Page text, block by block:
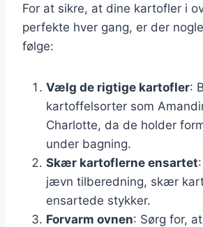
For at sikre, at dine kartofler i
perfekte hver gang, er der
følge:
Vælg de rigtige kartofler:
kartoffelsorter som
Charlotte, da de holder
under bagning.
Skær kartoflerne ensartet
jævn tilberedning, skær
ensartede stykker.
Forvarm ovnen: Sørg for,